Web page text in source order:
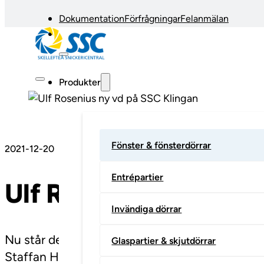
DokumentationFörfrågningarFelanmälan
Produkter
Fönster & fönsterdörrar
Entrépartier
Invändiga dörrar
Glaspartier & skjutdörrar
2021-12-20
Ulf Rosenius ny vd på
Nu står det klart att Skellefteåföretaget SSC
Staffan Hällgren går i pension efter nästan 20